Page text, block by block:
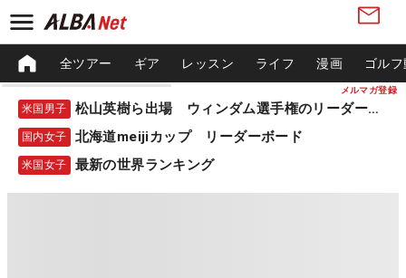
メルマガ登録
全ツアー ギア レッスン ライフ 漫画 ゴル
米国男子 松山英樹ら出場 ウィンダム選手権のリーダーボード
国内女子 北海道meijiカップ リーダーボード
米国女子 最新の世界ランキング